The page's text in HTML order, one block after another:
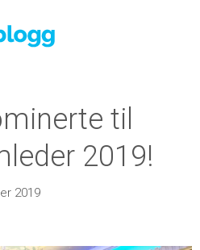
til
2019!
2019